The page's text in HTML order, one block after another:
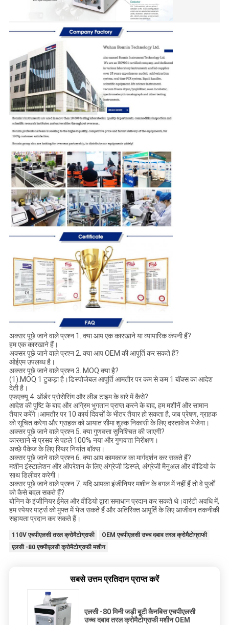
अक्सर पूछे जाने वाले प्रश्न 1. क्या आप एक कारखाने या व्यापारिक कंपनी हैं?
हम एक कारखाने हैं।
अक्सर पूछे जाने वाले प्रश्न 2. क्या आप OEM की आपूर्ति कर सकते हैं?
ओईएम उपलब्ध है।
अक्सर पूछे जाने वाले प्रश्न 3. MOQ क्या है?
(1).MOQ 1 टुकड़ा है।डिस्पोजेबल आपूर्ति आमतौर पर कम से कम 1 बॉक्स का आदेश
देती है।
एफएक्यू 4. ऑर्डर प्रोसेसिंग और लीड टाइम के बारे में कैसे?
आदेश की पुष्टि के बाद और अग्रिम भुगतान प्राप्त करने के बाद, हम मशीनें और सामान
तैयार करेंगे।आमतौर पर 10 कार्य दिवसों के भीतर तैयार हो सकता है, जब प्रेषण, ग्राहक
को सूचित करेगा और ग्राहक को आयात सीमा शुल्क निकासी के लिए दस्तावेज भेजेगा।
अक्सर पूछे जाने वाले प्रश्न 5. क्या गुणवत्ता सुनिश्चित की जाएगी?
कारखाने से प्रसव से पहले 100% नया और गुणवत्ता निरीक्षण।
अच्छे पैकेज के लिए स्थिर निर्यात बॉक्स।
अक्सर पूछे जाने वाले प्रश्न 6. क्या आप कामकाज का मार्गदर्शन कर सकते हैं?
मशीन इंस्टालेशन और ऑपरेशन के लिए अंग्रेजी डिस्प्ले, अंग्रेजी मैनुअल और वीडियो के
साथ डिलीवर करेगी।
अक्सर पूछे जाने वाले प्रश्न 7. यदि आपका इंजीनियर मशीन के बगल में नहीं हैं तो वे पुर्जों
को कैसे बदल सकते हैं?
बोनिन के इंजीनियर ईमेल और वीडियो द्वारा समाधान प्रदान कर सकते थे।वारंटी अवधि में,
हम स्पेयर पार्ट्स को मुफ्त में भेज सकते हैं और अतिरिक्त आपूर्ति के लिए आजीवन तकनीकी
सहायता प्रदान कर सकते हैं।
110V एचपीएलसी तरल क्रोमैटोग्राफी
OEM एचपीएलसी उच्च दबाव तरल क्रोमैटोग्राफी
एलसी -80 एचपीएलसी क्रोमैटोग्राफी मशीन
सबसे उत्तम प्रतिदान प्राप्त करें
एलसी -80 मिनी जड़ी बूटी कैनबिस एचपीएलसी
उच्च दबाव तरल क्रोमैटोग्राफी मशीन OEM